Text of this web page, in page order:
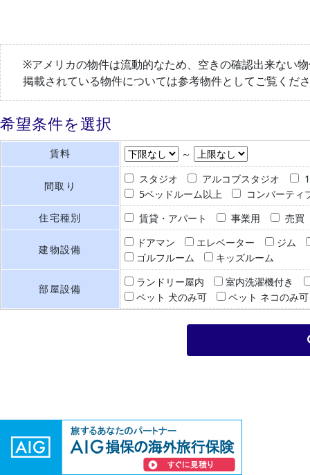
※アメリカの物件は流動的なため、空きの確認出来ない
掲載されている物件については参考物件としてご覧くだ
希望条件を選択
賃料 ～
間取り
スタジオ アルコブスタジオ
5ベッドルーム以上
コンバーティ
住宅種別
賃貸・アパート 事業用 売買
建物設備
ドアマン エレベーター
ジム
ゴルフルーム
キッズルーム
部屋設備
ランドリー屋内
室内洗濯機付き
ペット 犬のみ可
ペット ネコのみ可